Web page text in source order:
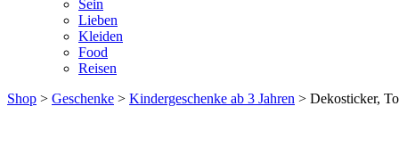
Sein
Lieben
Kleiden
Food
Reisen
Shop > Geschenke > Kindergeschenke ab 3 Jahren > Dekosticker,